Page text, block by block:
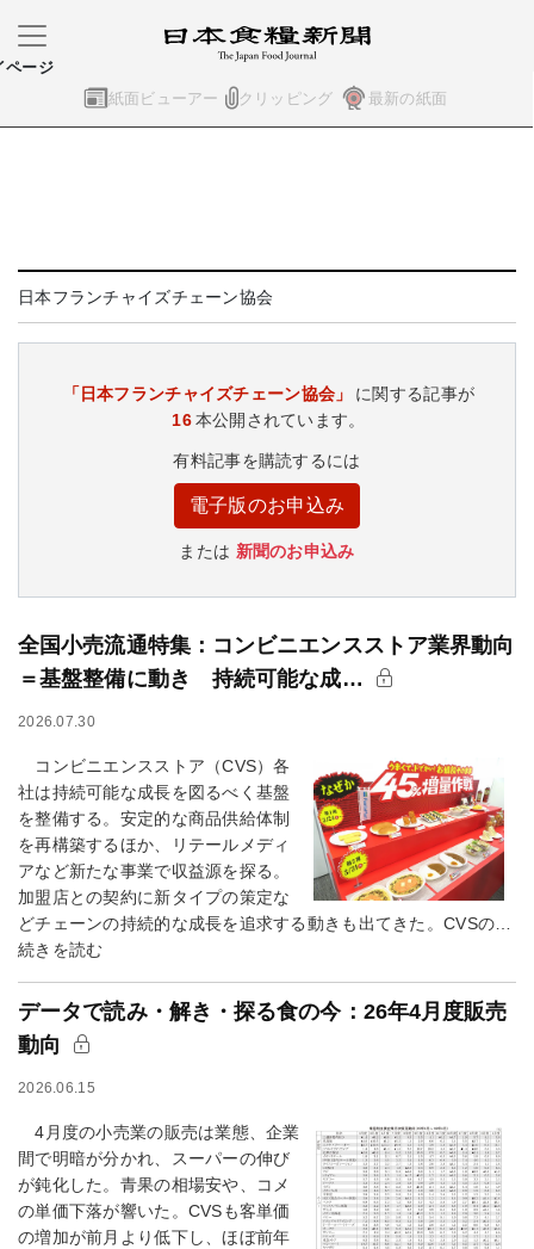
紙面ビューアー クリッピング 最新の紙面
ページ
日本フランチャイズチェーン協会
「日本フランチャイズチェーン協会」
に関する記事が
16本公開されています。
有料記事を購読するには
電子版のお申込み
または 新聞のお申込み
全国小売流通特集：コンビニエンスストア業界動向
＝基盤整備に動き 持続可能な成…
2026.07.30
コンビニエンスストア（CVS）各
社は持続可能な成長を図るべく基盤
を整備する。安定的な商品供給体制
を再構築するほか、リテールメディ
アなど新たな事業で収益源を探る。
加盟店との契約に新タイプの策定な
どチェーンの持続的な成長を追求する動きも出てきた。CVSの…
続きを読む
データで読み・解き・探る食の今：26年4月度販売
動向
2026.06.15
4月度の小売業の販売は業態、企業
間で明暗が分かれ、スーパーの伸び
が鈍化した。青果の相場安や、コメ
の単価下落が響いた。CVSも客単価
の増加が前月より低下し、ほぼ前年